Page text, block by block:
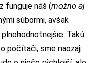
funguje náš (možno aj
súbormi, avšak
Takú
počítači, sme naozaj